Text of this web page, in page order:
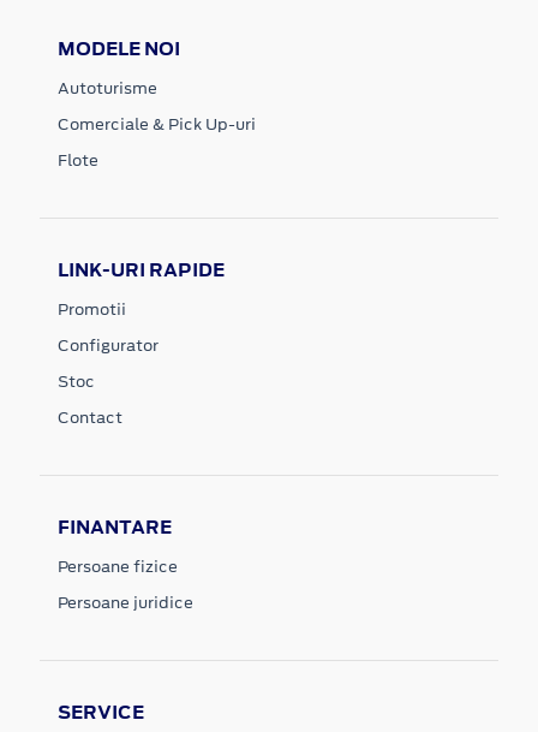
MODELE NOI
Autoturisme
Comerciale & Pick Up-uri
Flote
LINK-URI RAPIDE
Promotii
Configurator
Stoc
Contact
FINANTARE
Persoane fizice
Persoane juridice
SERVICE